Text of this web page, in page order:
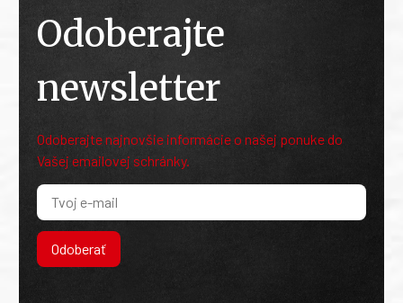
Odoberajte
newsletter
Odoberajte najnovšie informácie o našej ponuke do
Vašej emailovej schránky.
Odoberať